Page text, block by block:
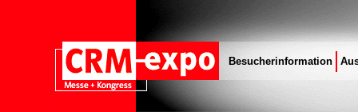
Besucherinformation